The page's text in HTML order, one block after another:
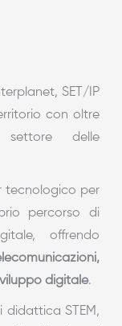
SET/IP
con oltre
delle
tecnologico per
percorso di
offrendo
digitale.
didattica STEM,